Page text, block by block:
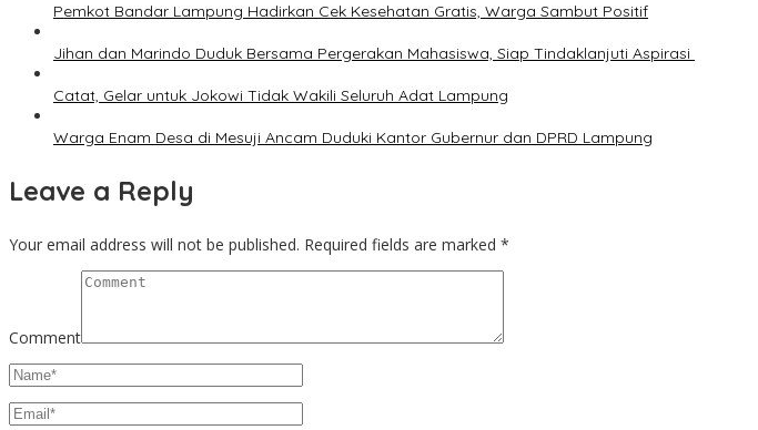
Pemkot Bandar Lampung Hadirkan Cek Kesehatan Gratis, Warga Sambut Positif
Jihan dan Marindo Duduk Bersama Pergerakan Mahasiswa, Siap Tindaklanjuti Aspirasi
Catat, Gelar untuk Jokowi Tidak Wakili Seluruh Adat Lampung
Warga Enam Desa di Mesuji Ancam Duduki Kantor Gubernur dan DPRD Lampung
Leave a Reply
Your email address will not be published. Required fields are marked *
Comment